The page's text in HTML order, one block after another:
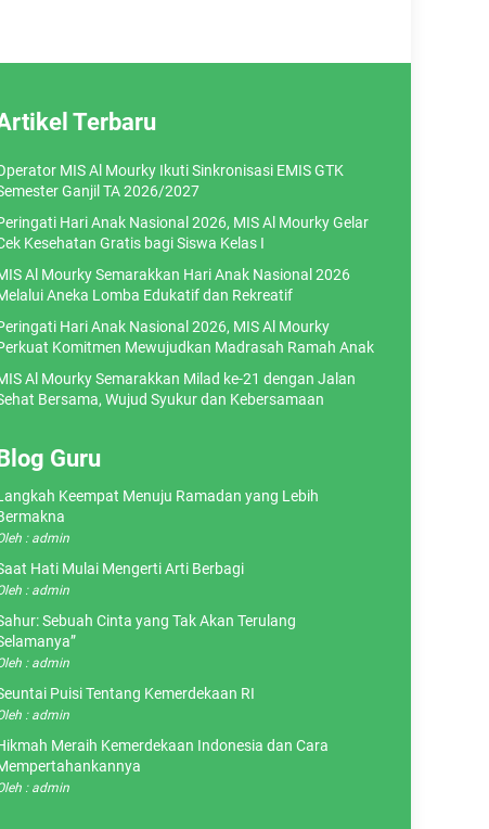
Terbaru
MIS Al Mourky Ikuti Sinkronisasi EMIS GTK
Ganjil TA 2026/2027
Hari Anak Nasional 2026, MIS Al Mourky Gelar
Kesehatan Gratis bagi Siswa Kelas I
Al Mourky Semarakkan Hari Anak Nasional 2026
Aneka Lomba Edukatif dan Rekreatif
Hari Anak Nasional 2026, MIS Al Mourky
Komitmen Mewujudkan Madrasah Ramah Anak
Al Mourky Semarakkan Milad ke-21 dengan Jalan
Bersama, Wujud Syukur dan Kebersamaan
Guru
Keempat Menuju Ramadan yang Lebih
: admin
Hati Mulai Mengerti Arti Berbagi
: admin
Sebuah Cinta yang Tak Akan Terulang
: admin
Puisi Tentang Kemerdekaan RI
: admin
Meraih Kemerdekaan Indonesia dan Cara
: admin